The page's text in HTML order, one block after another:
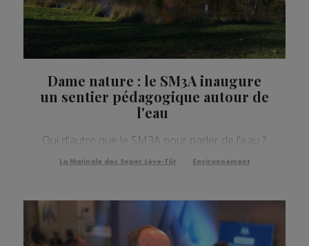
Dame nature : le SM3A inaugure
un sentier pédagogique autour de
l'eau
Qui d'autre que le SM3A pour parler de l'eau ?
La Matinale des Super Lève-Tôt Environnement